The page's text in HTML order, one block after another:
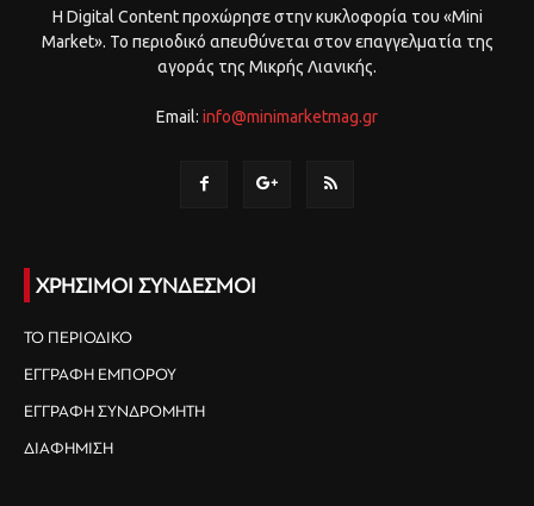
Η Digital Content προχώρησε στην κυκλοφορία του «Mini
Market». Το περιοδικό απευθύνεται στον επαγγελματία της
αγοράς της Μικρής Λιανικής.
Email: info@minimarketmag.gr
ΧΡΗΣΙΜΟΙ ΣΥΝΔΕΣΜΟΙ
ΤΟ ΠΕΡΙΟΔΙΚΟ
ΕΓΓΡΑΦΗ ΕΜΠΟΡΟΥ
ΕΓΓΡΑΦΗ ΣΥΝΔΡΟΜΗΤΗ
ΔΙΑΦΗΜΙΣΗ